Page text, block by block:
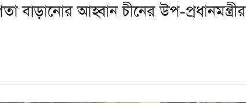
বাড়ানোর আহ্বান চীনের উপ-প্রধানমন্ত্রীর